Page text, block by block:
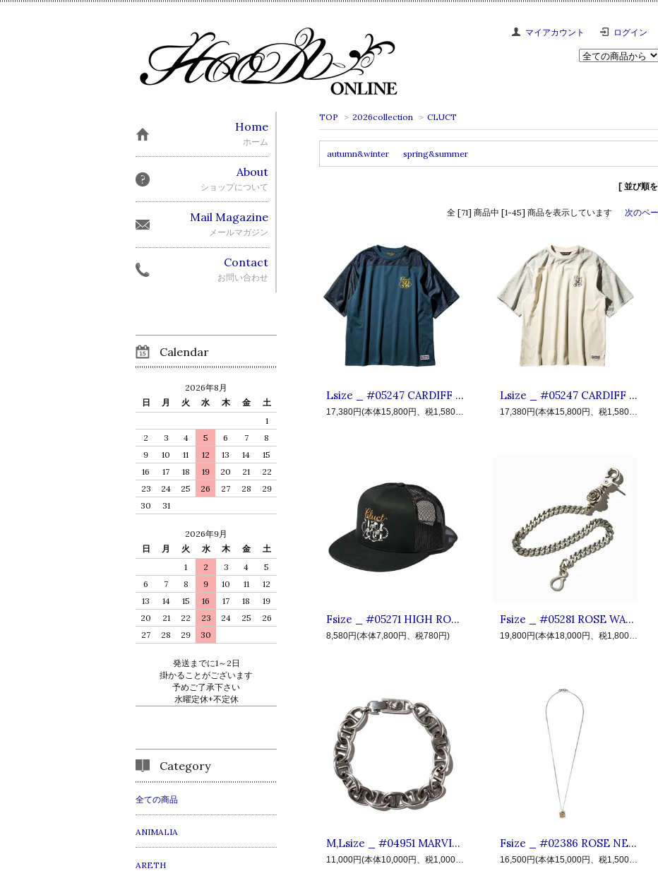
マイアカウント ログイン
TOP > 2026collection > CLUCT
autumn&winter spring&summer
[ 並び順
全 [71] 商品中 [1-45] 商品を表示しています 次のペ
Lsize _ #05247 CARDIFF TOPS ◆ CLUCT クラクト : 半袖フットボールTシャツ Navy
17,380円(本体15,800円、税1,580円)
Lsize _ #05247 CARDIFF TOPS ◆ CLUCT クラクト : 半袖フットボールTシャツ Cream×Gray
17,380円(本体15,800円、税1,580円)
Fsize _ #05271 HIGH ROLLERS MESH CAP ◆ CLUCT クラクト : エイティーンロゴ メッシュキャップ Black
8,580円(本体7,800円、税780円)
Fsize _ #05281 ROSE WALLET CHAIN ◆ CLUCT クラクト : ブラス ローズウォレットチェーン Silver
19,800円(本体18,000円、税1,800円)
M,Lsize _ #04951 MARVISTA BRACELLET ◆ CLUCT クラクト : プレイハンド ブラスチェーンブレスレット Silver
11,000円(本体10,000円、税1,000円)
Fsize _ #02386 ROSE NECKLACE ◆ CLUCT クラクト : シルバー ローズネックレス Silver×Antique
16,500円(本体15,000円、税1,500円)
Home
ホーム
About
ショップについて
Mail Magazine
メールマガジン
Contact
お問い合わせ
Calendar
2026年8月
日
月 火 水 木 金
土
1
2
3 4 5 6 7
8
9
10 11 12 13 14
15
16
17 18 19 20 21
22
23
24 25 26 27 28
29
30
31
2026年9月
日
月 火 水 木 金
土
1
2 3 4
5
6
7 8 9 10 11
12
13
14 15 16 17 18
19
20
21 22 23 24 25
26
27
28 29 30
発送までに1～2日
掛かることがございます
予めご了承下さい
水曜定休+不定休
Category
全ての商品
ANIMALIA
ARETH